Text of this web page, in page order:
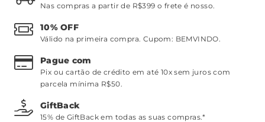
Nas compras a partir de R$399 o frete é nosso.
10% OFF
Válido na primeira compra. Cupom: BEMVINDO.
Pague com
Pix ou cartão de crédito em até 10x sem juros com
parcela mínima R$50.
GiftBack
15% de GiftBack em todas as suas compras.*